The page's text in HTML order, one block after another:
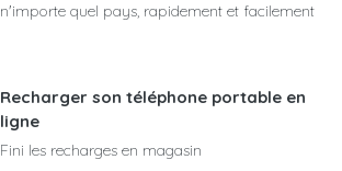
n'importe quel pays, rapidement et facilement
Recharger son téléphone portable en
ligne
Fini les recharges en magasin